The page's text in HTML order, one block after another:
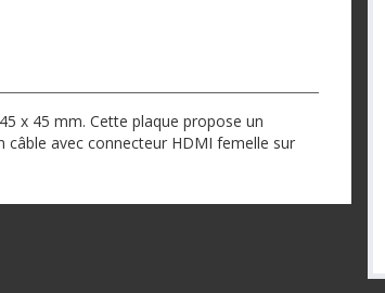
x 45 mm. Cette plaque propose un
câble avec connecteur HDMI femelle sur